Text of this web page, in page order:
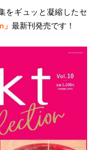
をギュッと凝縮したセ
最新刊発売です！